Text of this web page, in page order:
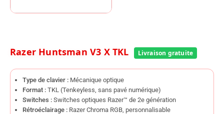
Razer Huntsman V3 X TKL
Type de clavier : Mécanique optique
Format : TKL (Tenkeyless, sans pavé numérique)
Switches : Switches optiques Razer™ de 2e génération
Rétroéclairage : Razer Chroma RGB, personnalisable